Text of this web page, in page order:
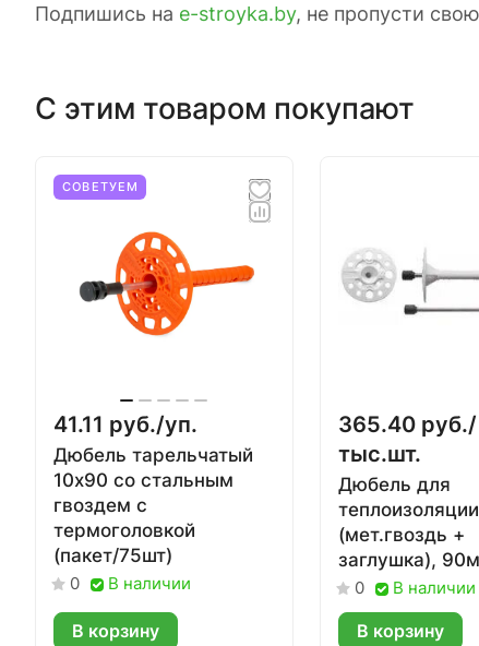
Подпишись на e-stroyka.by, не пропусти
С этим товаром покупают
СОВЕТУЕМ
41.11 руб./уп.
Дюбель тарельчатый
10х90 со стальным
гвоздем с
термоголовкой
(пакет/75шт)
0 В наличии
В корзину
365.40 руб./
тыс.шт.
Дюбель для
теплоизоляции
(мет.гвоздь +
заглушка),
0 В наличии
В корзину